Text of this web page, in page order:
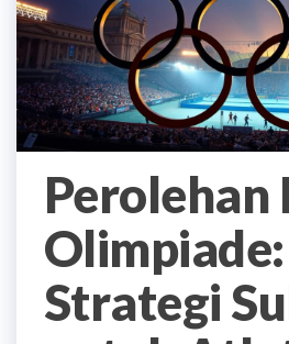
Perolehan
Olimpiade:
Strategi